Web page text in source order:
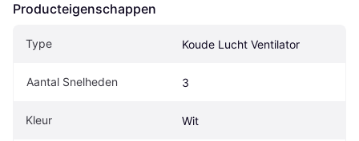
Producteigenschappen
Type Koude Lucht Ventilator
Aantal Snelheden 3
Kleur Wit